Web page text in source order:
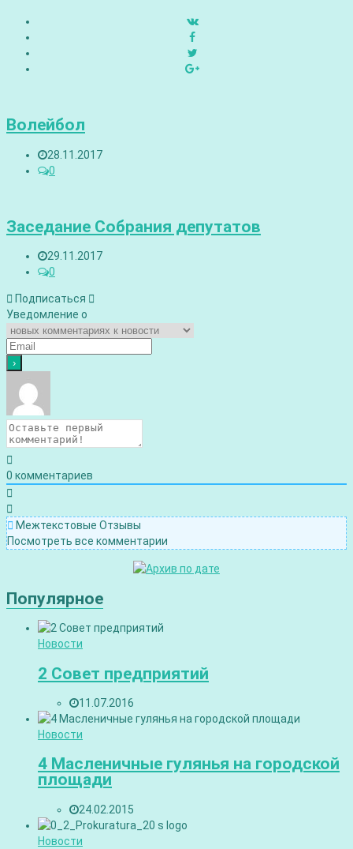
Волейбол
28.11.2017
0
Заседание Собрания депутатов
29.11.2017
0
Подписаться
Уведомление о
0 комментариев
Межтекстовые Отзывы
Посмотреть все комментарии
Популярное
Новости
2 Совет предприятий
11.07.2016
Новости
4 Масленичные гулянья на городской
площади
24.02.2015
Новости